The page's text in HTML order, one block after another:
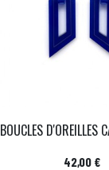
BOUCLES D'OREILLES
Prix
42,00 €